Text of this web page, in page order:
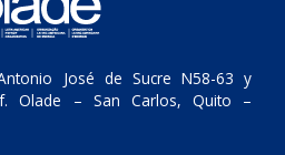
José de Sucre N58-63 y
Olade – San Carlos, Quito –